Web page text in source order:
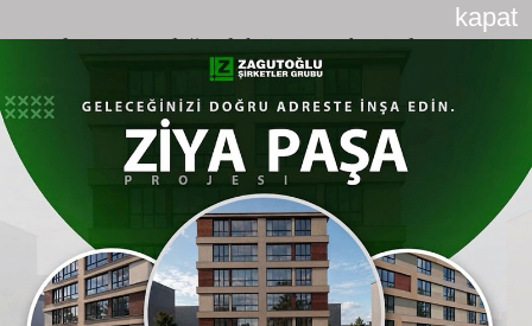
kapat
Prof. Dr. Tanrıdağ, Alzheimer'ın, beyinde
anormal protein birikimiyle karakterize olan
biyolojik bir hastalık olduğunu ve iyi niyetli
zihinsel gayretlerle bu sürecin önlenemeyeceğini
hatırlattı. Bu nedenle, beyni zinde tutmak için
asıl önemli olanın, eski bilgileri tekrarlamak
yerine, yeni problemler çözmeye ve mantık
yürütmeye zorlayan aktiviteleri tercih etmek